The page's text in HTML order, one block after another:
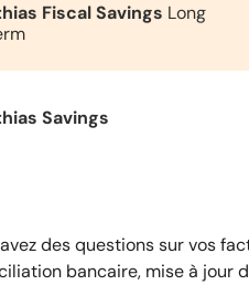
Fiscal Savings Long
Savings
des questions sur vos
bancaire, mise à jour